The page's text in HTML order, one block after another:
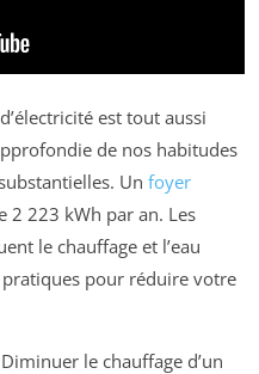
est tout aussi
de nos habitudes
Un foyer
2 223 kWh par an. Les
le chauffage et l’eau
pour réduire votre
le chauffage d’un